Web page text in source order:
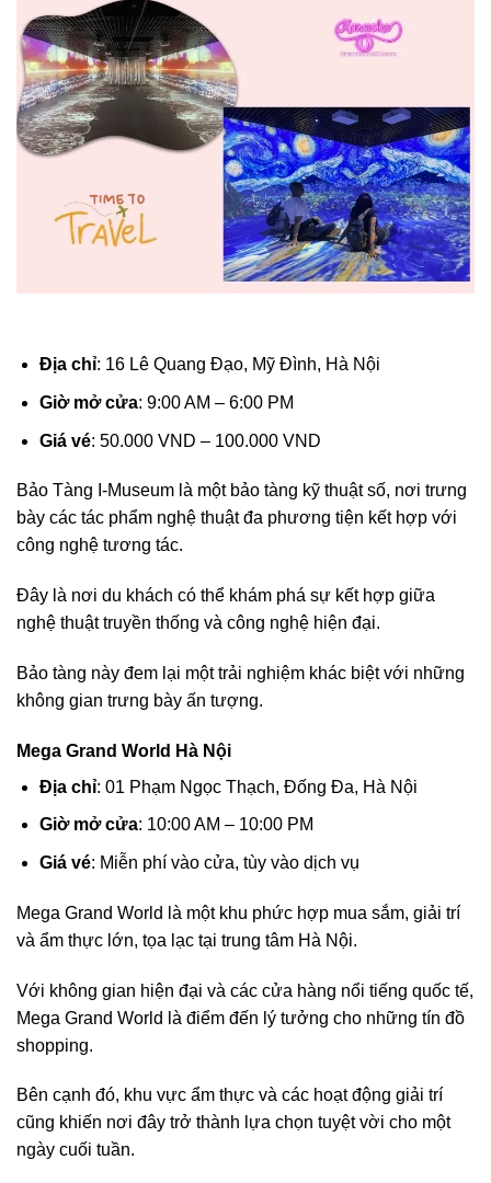
Địa chỉ: 16 Lê Quang Đạo, Mỹ Đình, Hà Nội
Giờ mở cửa: 9:00 AM – 6:00 PM
Giá vé: 50.000 VND – 100.000 VND
Bảo Tàng I-Museum là một bảo tàng kỹ thuật số, nơi trưng
bày các tác phẩm nghệ thuật đa phương tiện kết hợp với
công nghệ tương tác.
Đây là nơi du khách có thể khám phá sự kết hợp giữa
nghệ thuật truyền thống và công nghệ hiện đại.
Bảo tàng này đem lại một trải nghiệm khác biệt với những
không gian trưng bày ấn tượng.
Mega Grand World Hà Nội
Địa chỉ: 01 Phạm Ngọc Thạch, Đống Đa, Hà Nội
Giờ mở cửa: 10:00 AM – 10:00 PM
Giá vé: Miễn phí vào cửa, tùy vào dịch vụ
Mega Grand World là một khu phức hợp mua sắm, giải trí
và ẩm thực lớn, tọa lạc tại trung tâm Hà Nội.
Với không gian hiện đại và các cửa hàng nổi tiếng quốc tế,
Mega Grand World là điểm đến lý tưởng cho những tín đồ
shopping.
Bên cạnh đó, khu vực ẩm thực và các hoạt động giải trí
cũng khiến nơi đây trở thành lựa chọn tuyệt vời cho một
ngày cuối tuần.